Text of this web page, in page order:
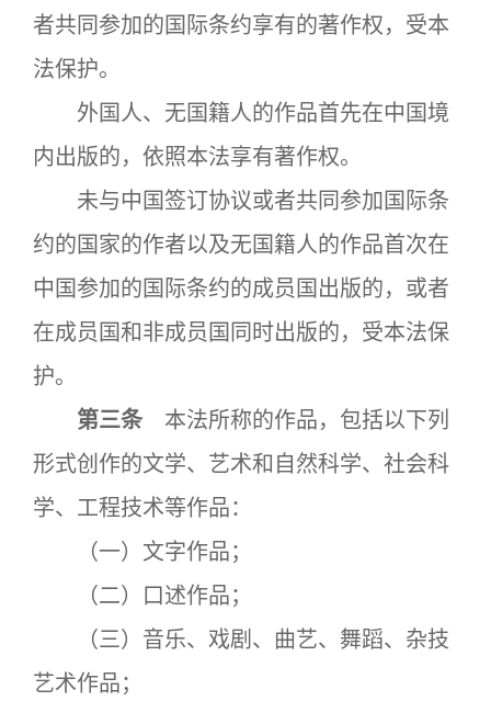
者共同参加的国际条约享有的著作权，受本
法保护。
外国人、无国籍人的作品首先在中国境
内出版的，依照本法享有著作权。
未与中国签订协议或者共同参加国际条
约的国家的作者以及无国籍人的作品首次在
中国参加的国际条约的成员国出版的，或者
在成员国和非成员国同时出版的，受本法保
护。
第三条 本法所称的作品，包括以下列
形式创作的文学、艺术和自然科学、社会科
学、工程技术等作品：
（一）文字作品；
（二）口述作品；
（三）音乐、戏剧、曲艺、舞蹈、杂技
艺术作品；